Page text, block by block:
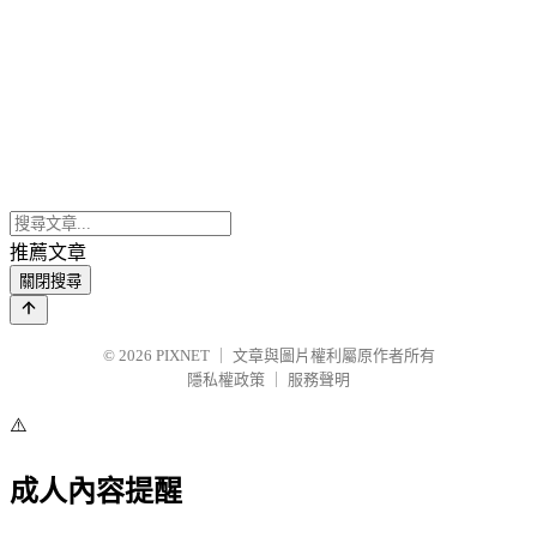
推薦文章
關閉搜尋
© 2026 PIXNET
文章與圖片權利屬原作者所有
隱私權政策
服務聲明
⚠️
成人內容提醒